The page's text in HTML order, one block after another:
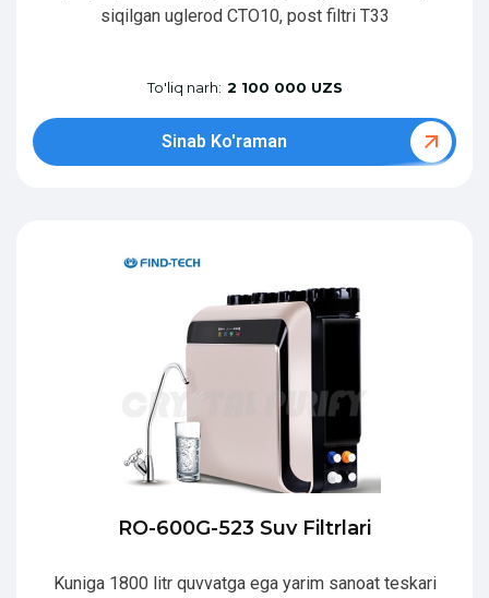
siqilgan uglerod CTO10, post filtri T33
To'liq narh: 2 100 000 UZS
Sinab Ko'raman
RO-600G-523 Suv Filtrlari
Kuniga 1800 litr quvvatga ega yarim sanoat teskari